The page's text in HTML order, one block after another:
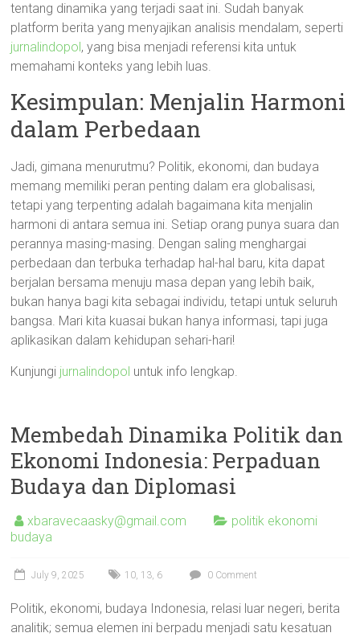
tentang dinamika yang terjadi saat ini. Sudah banyak
platform berita yang menyajikan analisis mendalam, seperti
jurnalindopol, yang bisa menjadi referensi kita untuk
memahami konteks yang lebih luas.
Kesimpulan: Menjalin Harmoni
dalam Perbedaan
Jadi, gimana menurutmu? Politik, ekonomi, dan budaya
memang memiliki peran penting dalam era globalisasi,
tetapi yang terpenting adalah bagaimana kita menjalin
harmoni di antara semua ini. Setiap orang punya suara dan
perannya masing-masing. Dengan saling menghargai
perbedaan dan terbuka terhadap hal-hal baru, kita dapat
berjalan bersama menuju masa depan yang lebih baik,
bukan hanya bagi kita sebagai individu, tetapi untuk seluruh
bangsa. Mari kita kuasai bukan hanya informasi, tapi juga
aplikasikan dalam kehidupan sehari-hari!
Kunjungi jurnalindopol untuk info lengkap.
Membedah Dinamika Politik dan
Ekonomi Indonesia: Perpaduan
Budaya dan Diplomasi
xbaravecaasky@gmail.com
politik ekonomi
budaya
July 9, 2025 10, 13, 6 0 Comment
Politik, ekonomi, budaya Indonesia, relasi luar negeri, berita
analitik; semua elemen ini berpadu menjadi satu kesatuan